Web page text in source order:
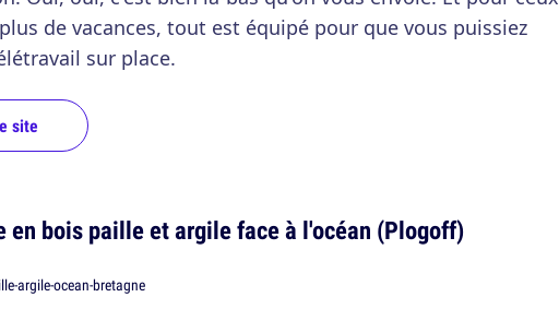
de vacances, tout est équipé pour que vous puissiez
sur place.
site
en bois paille et argile face à l'océan (Plogoff)